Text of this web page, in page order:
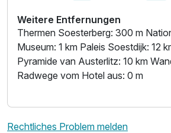
Weitere Entfernungen
Thermen Soesterberg: 300 m
Museum: 1 km Paleis Soestdijk: 12
Pyramide van Austerlitz: 10 km
Radwege vom Hotel aus: 0 m
Rechtliches Problem melden